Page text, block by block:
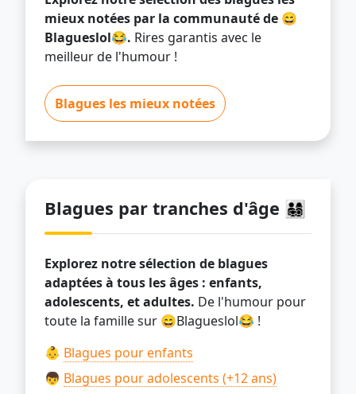
mieux notées par la communauté de 😄
Blagueslol😂. Rires garantis avec le
meilleur de l'humour !
Blagues les mieux notées
Blagues par tranches d'âge 👨‍👩‍👧‍👦
Explorez notre sélection de blagues
adaptées à tous les âges : enfants,
adolescents, et adultes. De l'humour pour
toute la famille sur 😄Blagueslol😂 !
👶 Blagues pour enfants
👦 Blagues pour adolescents (+12 ans)